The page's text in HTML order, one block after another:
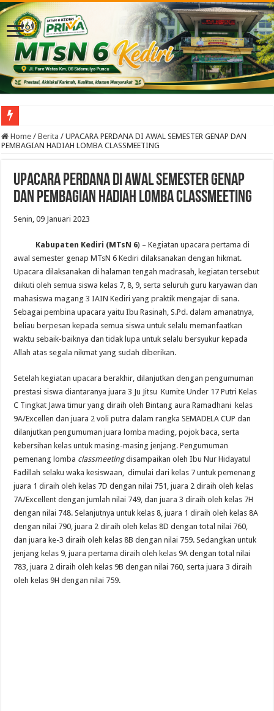
Tiga Agenda Strategis Digelar Serentak di MTsN 6 Kediri, Perkuat Transformasi
Home / Berita / UPACARA PERDANA DI AWAL SEMESTER GENAP DAN
PEMBAGIAN HADIAH LOMBA CLASSMEETING
UPACARA PERDANA DI AWAL SEMESTER GENAP
DAN PEMBAGIAN HADIAH LOMBA CLASSMEETING
Senin, 09 Januari 2023
Kabupaten Kediri (MTsN 6) – Kegiatan upacara pertama di
awal semester genap MTsN 6 Kediri dilaksanakan dengan hikmat.
Upacara dilaksanakan di halaman tengah madrasah, kegiatan tersebut
diikuti oleh semua siswa kelas 7, 8, 9, serta seluruh guru karyawan dan
mahasiswa magang 3 IAIN Kediri yang praktik mengajar di sana.
Sebagai pembina upacara yaitu Ibu Rasinah, S.Pd. dalam amanatnya,
beliau berpesan kepada semua siswa untuk selalu memanfaatkan
waktu sebaik-baiknya dan tidak lupa untuk selalu bersyukur kepada
Allah atas segala nikmat yang sudah diberikan.
Setelah kegiatan upacara berakhir, dilanjutkan dengan pengumuman
prestasi siswa diantaranya juara 3 Ju Jitsu Kumite Under 17 Putri Kelas
C Tingkat Jawa timur yang diraih oleh Bintang aura Ramadhani kelas
9A/Excellen dan juara 2 voli putra dalam rangka SEMADELA CUP dan
dilanjutkan pengumuman juara lomba mading, pojok baca, serta
kebersihan kelas untuk masing-masing jenjang. Pengumuman
pemenang lomba classmeetingdisampaikan oleh Ibu Nur Hidayatul
Fadillah selaku waka kesiswaan, dimulai dari kelas 7 untuk pemenang
juara 1 diraih oleh kelas 7D dengan nilai 751, juara 2 diraih oleh kelas
7A/Excellent dengan jumlah nilai 749, dan juara 3 diraih oleh kelas 7H
dengan nilai 748. Selanjutnya untuk kelas 8, juara 1 diraih oleh kelas 8A
dengan nilai 790, juara 2 diraih oleh kelas 8D dengan total nilai 760,
dan juara ke-3 diraih oleh kelas 8B dengan nilai 759. Sedangkan untuk
jenjang kelas 9, juara pertama diraih oleh kelas 9A dengan total nilai
783, juara 2 diraih oleh kelas 9B dengan nilai 760, serta juara 3 diraih
oleh kelas 9H dengan nilai 759.